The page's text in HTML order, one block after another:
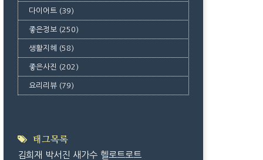
다이어트 (39)
좋은정보 (250)
생활지혜 (58)
좋은사진 (202)
요리리뷰 (79)
태그목록
김희재 박서진 새가수 헬로트로트